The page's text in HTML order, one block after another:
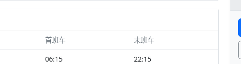
首班车 末班车
06:15 22:15